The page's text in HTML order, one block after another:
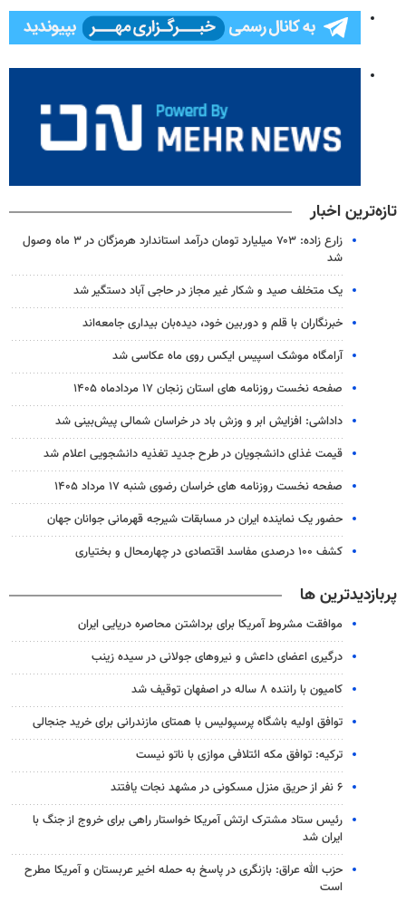
تازه‌ترین اخبار
زارع زاده: ۷۰۳ میلیارد تومان درآمد استاندارد هرمزگان در ۳ ماه وصول
شد
یک متخلف صید و شکار غیر مجاز در حاجی آباد دستگیر شد
خبرنگاران با قلم و دوربین خود، دیده‌بان بیداری جامعه‌اند
آرامگاه موشک اسپیس ایکس روی ماه عکاسی شد
صفحه نخست روزنامه های استان زنجان ۱۷ مردادماه ۱۴۰۵
داداشی: افزایش ابر و وزش باد در خراسان شمالی پیش‌بینی شد
قیمت غذای دانشجویان در طرح جدید تغذیه دانشجویی اعلام شد
صفحه نخست روزنامه های خراسان رضوی شنبه ۱۷ مرداد ۱۴۰۵
حضور یک نماینده ایران در مسابقات شیرجه قهرمانی جوانان جهان
کشف ۱۰۰ درصدی مفاسد اقتصادی در چهارمحال و بختیاری
پربازدیدترین ها
موافقت مشروط آمریکا برای برداشتن محاصره دریایی ایران
درگیری اعضای داعش و نیروهای جولانی در سیده زینب
کامیون با راننده ۸ ساله در اصفهان توقیف شد
توافق اولیه باشگاه پرسپولیس با همتای مازندرانی برای خرید جنجالی
ترکیه: توافق مکه ائتلافی موازی با ناتو نیست
۶ نفر از حریق منزل مسکونی در مشهد نجات یافتند
رئیس ستاد مشترک ارتش آمریکا خواستار راهی برای خروج از جنگ با
ایران شد
حزب الله عراق: بازنگری در پاسخ به حمله اخیر عربستان و آمریکا مطرح
است